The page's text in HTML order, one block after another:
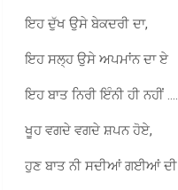
ਇਹ ਦੁੱਖ ਉਸੇ ਬੇਕਦਰੀ ਦਾ,
ਇਹ ਸਲ੍ਹ ਉਸੇ ਅਪਮਾਂਨ ਦਾ ਏ
ਇਹ ਬਾਤ ਨਿਰੀ ਇੰਨੀ ਹੀ ਨਹੀਂ ….
ਖੂਹ ਵਗਦੇ ਵਗਦੇ ਸ਼ਪਨ ਹੋਏ,
ਹੁਣ ਬਾਤ ਨੀ ਸਦੀਆਂ ਗਈਆਂ ਦੀ